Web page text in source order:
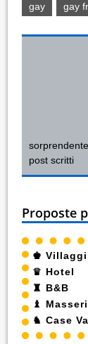
gay gay
post scritti
Proposte
♚
♛ Hotel
♜ B&B
♝
♞Case